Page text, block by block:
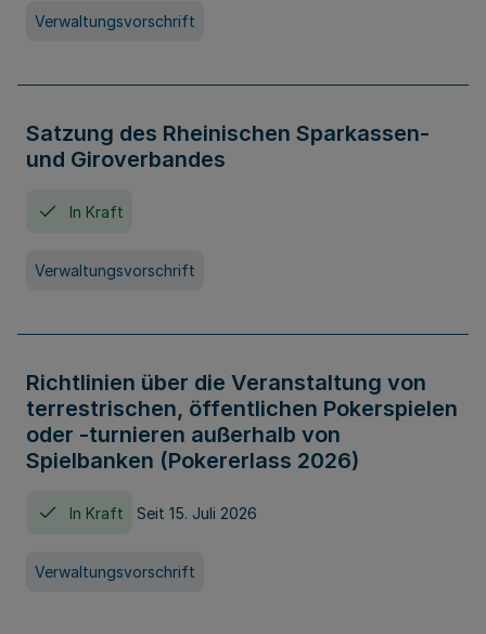
Verwaltungsvorschrift
Satzung des Rheinischen Sparkassen-
und Giroverbandes
In Kraft
Verwaltungsvorschrift
Richtlinien über die Veranstaltung von
terrestrischen, öffentlichen Pokerspielen
oder -turnieren außerhalb von
Spielbanken (Pokererlass 2026)
In Kraft Seit 15. Juli 2026
Verwaltungsvorschrift